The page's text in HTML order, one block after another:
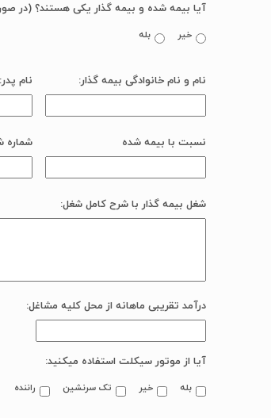
آیا بیمه شده و بیمه گذار یکی هستند؟ (در
خیر بله
نام و نام خانوادگی بیمه گذار: نام پدر:
نسبت با بیمه شده شماره
شغل بیمه گذار با شرح کامل شغل:
درآمد تقریبی ماهانه از محل کلیه مشاغل:
آیا از موتور سیکلت استفاده میکنید:
بله خیر تک سرنشین راننده